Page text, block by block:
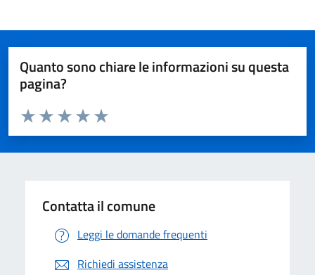
Quanto sono chiare le informazioni su questa
pagina?
Valuta da 1 a 5 stelle la pagina
Valuta 5 stelle su 5
Valuta 4 stelle su 5
Valuta 3 stelle su 5
Valuta 2 stelle su 5
Valuta 1 stelle su 5
Contatta il comune
Leggi le domande frequenti
Richiedi assistenza